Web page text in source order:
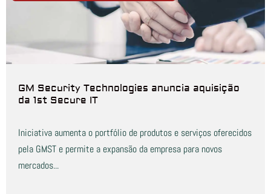
GM Security Technologies anuncia aquisição
da 1st Secure IT
Iniciativa aumenta o portfólio de produtos e serviços oferecidos
pela GMST e permite a expansão da empresa para novos
mercados...